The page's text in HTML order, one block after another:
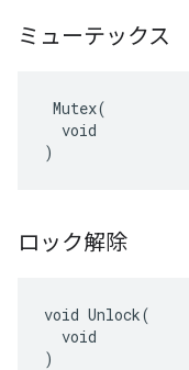
ミューテックス
Mutex(
  void
)
ロック解除
void Unlock(
  void
)